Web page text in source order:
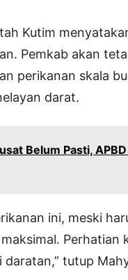
Kutim
Pemkab akan
perikanan skala
darat.
Belum Pasti,
ini, meski
Perhatian
tutup